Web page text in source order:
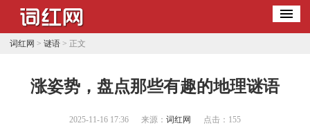
词红网 > 谜语> 正文
​涨姿势，盘点那些有趣的地理谜语
2025-11-16 17:36 来源： 词红网 点击： 155